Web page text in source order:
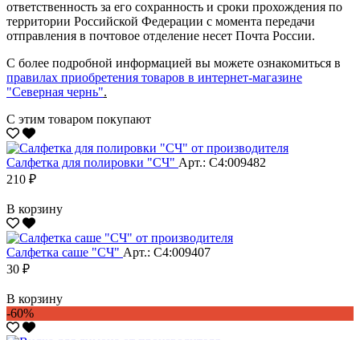
ответственность за его сохранность и сроки прохождения по
территории Российской Федерации с момента передачи
отправления в почтовое отделение несет Почта России.
С более подробной информацией вы можете ознакомиться в
правилах приобретения товаров в интернет-магазине
"Северная чернь".
С этим товаром покупают
Салфетка для полировки "CЧ" Арт.: С4:009482
210 ₽
В корзину
Салфетка саше "CЧ" Арт.: С4:009407
30 ₽
В корзину
-60%